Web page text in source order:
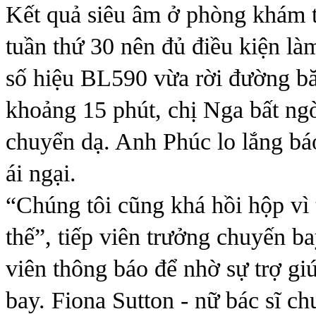
Kết quả siêu âm ở phòng
tuần thứ 30 nên đủ điều kiện
số hiệu BL590 vừa rời đường
khoảng 15 phút, chị Nga bất
chuyển dạ. Anh Phúc lo lắng
ái ngại.
“Chúng tôi cũng khá hồi hộp
thế”, tiếp viên trưởng chuyến
viên thông báo để nhờ sự trợ
bay. Fiona Sutton - nữ bác sĩ